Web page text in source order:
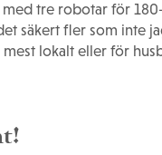
tre robotar för
säkert fler som inte
lokalt eller för